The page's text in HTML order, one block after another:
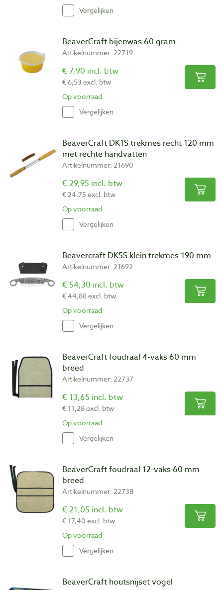
Vergelijken
BeaverCraft bijenwas 60 gram
Artikelnummer: 22719
€ 7,90 incl. btw
€ 6,53 excl. btw
Op voorraad
Vergelijken
BeaverCraft DK1S trekmes recht 120 mm
met rechte handvatten
Artikelnummer: 21690
€ 29,95 incl. btw
€ 24,75 excl. btw
Op voorraad
Vergelijken
Beavercraft DK5S klein trekmes 190 mm
Artikelnummer: 21692
€ 54,30 incl. btw
€ 44,88 excl. btw
Op voorraad
Vergelijken
BeaverCraft foudraal 4-vaks 60 mm
breed
Artikelnummer: 22737
€ 13,65 incl. btw
€ 11,28 excl. btw
Op voorraad
Vergelijken
BeaverCraft foudraal 12-vaks 60 mm
breed
Artikelnummer: 22738
€ 21,05 incl. btw
€ 17,40 excl. btw
Op voorraad
Vergelijken
BeaverCraft houtsnijset vogel